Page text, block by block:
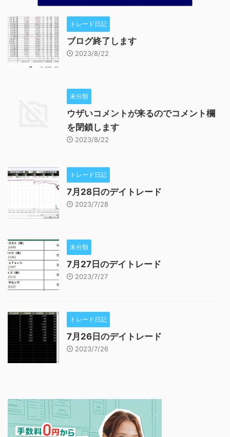
トレード日記
ブログ終了します
2023/8/22
未分類
ウザいコメントが来るのでコメント欄
を閉鎖します
2023/8/22
トレード日記
7月28日のデイトレード
2023/7/28
未分類
7月27日のデイトレード
2023/7/27
トレード日記
7月26日のデイトレード
2023/7/26